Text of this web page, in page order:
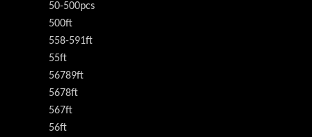
50-500pcs
500ft
558-591ft
55ft
56789ft
5678ft
567ft
56ft